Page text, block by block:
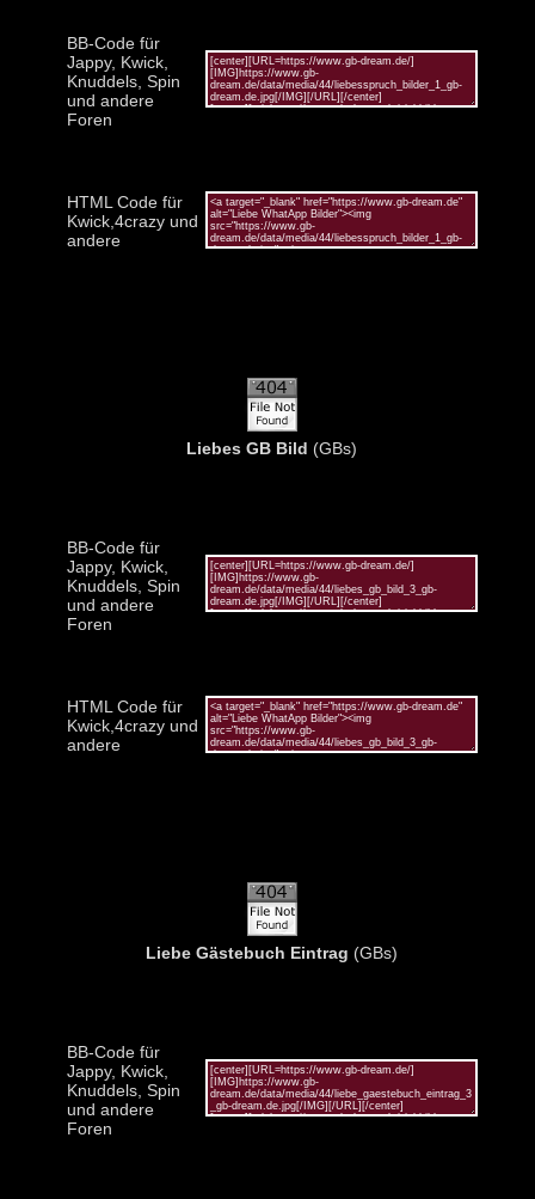
BB-Code für
Jappy, Kwick,
Knuddels, Spin
und andere
Foren
HTML Code für
Kwick,4crazy und
andere
Liebes GB Bild (GBs)
BB-Code für
Jappy, Kwick,
Knuddels, Spin
und andere
Foren
HTML Code für
Kwick,4crazy und
andere
Liebe Gästebuch Eintrag (GBs)
BB-Code für
Jappy, Kwick,
Knuddels, Spin
und andere
Foren